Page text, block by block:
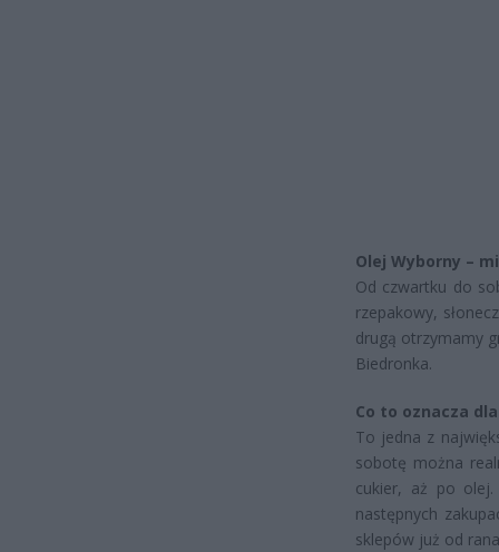
Olej Wyborny –
Od czwartku do
rzepakowy,
drugą otrzymamy
Biedronka.
Co to oznacza
To jedna z
sobotę można
cukier, aż po olej.
następnych
sklepów już od